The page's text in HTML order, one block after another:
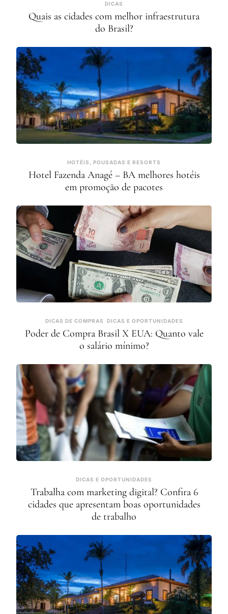
DICAS
Quais as cidades com melhor infraestrutura
do Brasil?
HOTÉIS, POUSADAS E RESORTS
Hotel Fazenda Anagé – BA melhores hotéis
em promoção de pacotes
DICAS DE COMPRAS DICAS E OPORTUNIDADES
Poder de Compra Brasil X EUA: Quanto vale
o salário mínimo?
DICAS E OPORTUNIDADES
Trabalha com marketing digital? Confira 6
cidades que apresentam boas oportunidades
de trabalho